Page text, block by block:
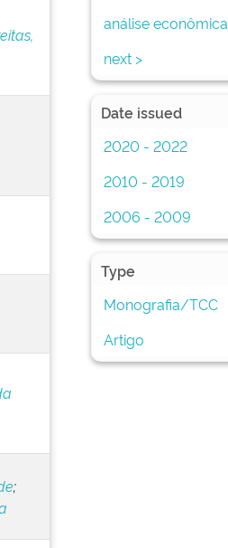
análise econômica
next >
Date issued
2020 - 2022
2010 - 2019
2006 - 2009
Type
Monografia/TCC
Artigo